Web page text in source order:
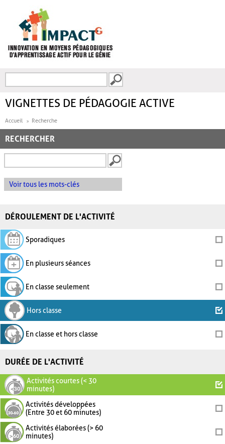
FORMULAIRE DE
VIGNETTES DE PÉDAGOGIE ACTIVE
Accueil Recherche
RECHERCHER
Voir tous les mots-clés
DÉROULEMENT DE L'ACTIVITÉ
Sporadiques
En plusieurs séances
En classe seulement
Hors classe
En classe et hors classe
DURÉE DE L'ACTIVITÉ
Activités courtes (< 30
minutes)
Activités développées
(Entre 30 et 60 minutes)
Activités élaborées (> 60
minutes)